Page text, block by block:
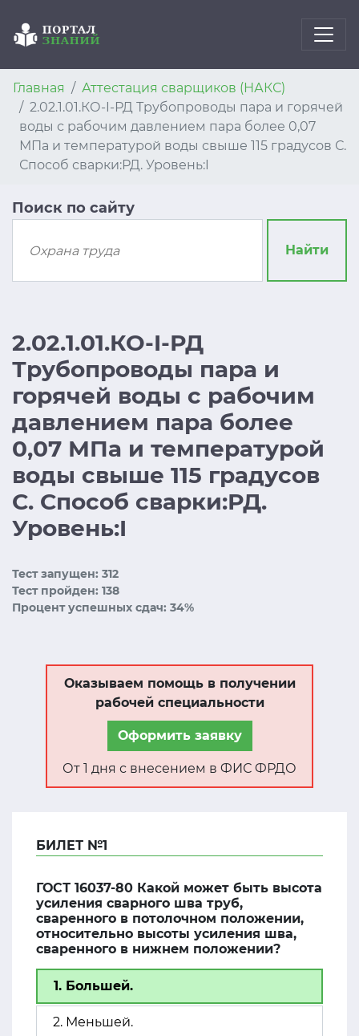
Главная
Аттестация сварщиков (НАКС)
2.02.1.01.КО-I-РД Трубопроводы пара и горячей
воды с рабочим давлением пара более 0,07
МПа и температурой воды свыше 115 градусов С.
Способ сварки:РД. Уровень:I
Поиск по сайту
Найти
2.02.1.01.КО-I-РД
Трубопроводы пара и
горячей воды с рабочим
давлением пара более
0,07 МПа и температурой
воды свыше 115 градусов
С. Способ сварки:РД.
Уровень:I
Тест запущен: 312
Тест пройден: 138
Процент успешных сдач: 34%
Оказываем помощь в получении
рабочей специальности
Оформить заявку
От 1 дня с внесением в ФИС ФРДО
БИЛЕТ №1
ГОСТ 16037-80 Какой может быть высота
усиления сварного шва труб,
сваренного в потолочном положении,
относительно высоты усиления шва,
сваренного в нижнем положении?
1. Большей.
2. Меньшей.